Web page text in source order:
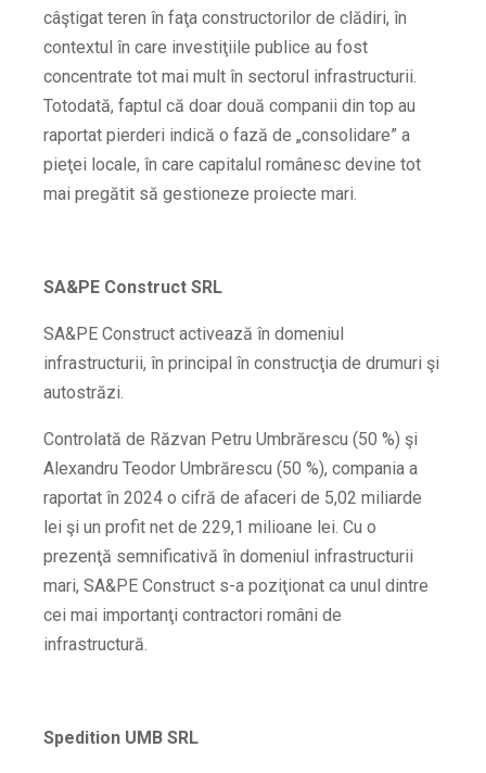
câştigat teren în faţa constructorilor de clădiri, în
contextul în care investiţiile publice au fost
concentrate tot mai mult în sectorul infrastructurii.
Totodată, faptul că doar două companii din top au
raportat pierderi indică o fază de „consolidare” a
pieţei locale, în care capitalul românesc devine tot
mai pregătit să gestioneze proiecte mari.
SA&PE Construct SRL
SA&PE Construct activează în domeniul
infrastructurii, în principal în construcţia de drumuri şi
autostrăzi.
Controlată de Răzvan Petru Umbrărescu (50 %) şi
Alexandru Teodor Umbrărescu (50 %), compania a
raportat în 2024 o cifră de afaceri de 5,02 miliarde
lei şi un profit net de 229,1 milioane lei. Cu o
prezenţă semnificativă în domeniul infrastructurii
mari, SA&PE Construct s-a poziţionat ca unul dintre
cei mai importanţi contractori români de
infrastructură.
Spedition UMB SRL